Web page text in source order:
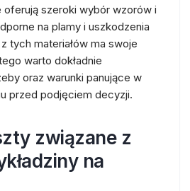
oferują szeroki wybór wzorów i
na plamy i uszkodzenia
tych materiałów ma swoje
warto dokładnie
oraz warunki panujące w
przed podjęciem decyzji.
związane z
na